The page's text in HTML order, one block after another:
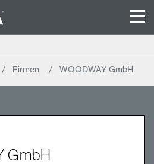
Firmen WOODWAY GmbH
GmbH